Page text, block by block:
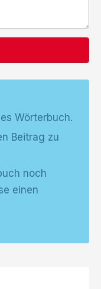
Wörterbuch.
Beitrag zu
noch
einen